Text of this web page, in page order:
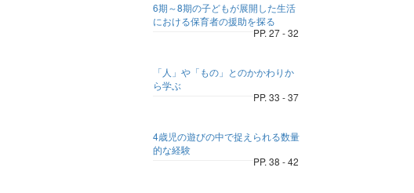
6期～8期の子どもが展開した生活
における保育者の援助を探る
PP. 27 - 32
「人」や「もの」とのかかわりか
ら学ぶ
PP. 33 - 37
4歳児の遊びの中で捉えられる数量
的な経験
PP. 38 - 42